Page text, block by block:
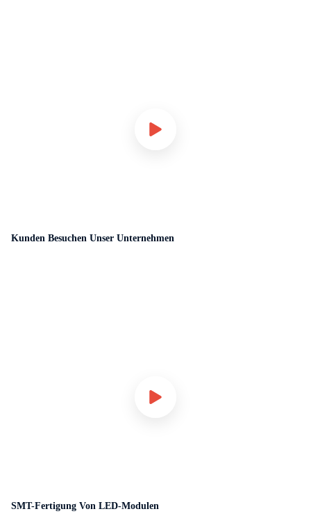
Kunden Besuchen Unser Unternehmen
SMT-Fertigung Von LED-Modulen